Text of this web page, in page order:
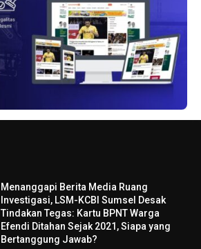
Menanggapi Berita Media Ruang
Investigasi, LSM-KCBI Sumsel Desak
Tindakan Tegas: Kartu BPNT Warga
Efendi Ditahan Sejak 2021, Siapa yang
Bertanggung Jawab?